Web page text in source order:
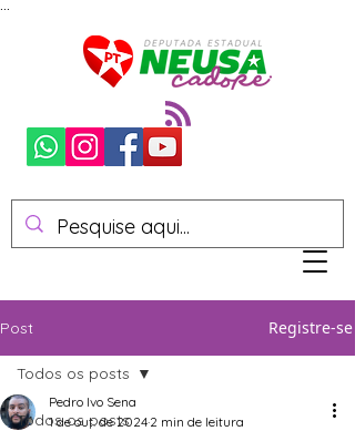
Post Registre-se
Todos os posts
Todos os posts
Pedro Ivo Sena
1 de out. de 2024 2 min de leitura